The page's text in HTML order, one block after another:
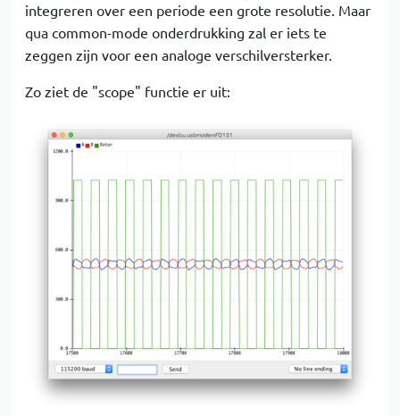
integreren over een periode een grote resolutie. Maar
qua common-mode onderdrukking zal er iets te
zeggen zijn voor een analoge verschilversterker.
Zo ziet de "scope" functie er uit: